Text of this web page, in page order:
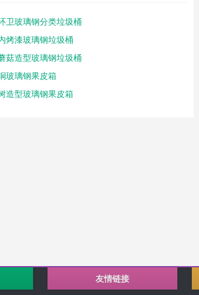
卫玻璃钢分类垃圾桶
烤漆玻璃钢垃圾桶
菇造型玻璃钢垃圾桶
玻璃钢果皮箱
造型玻璃钢果皮箱
友情链接